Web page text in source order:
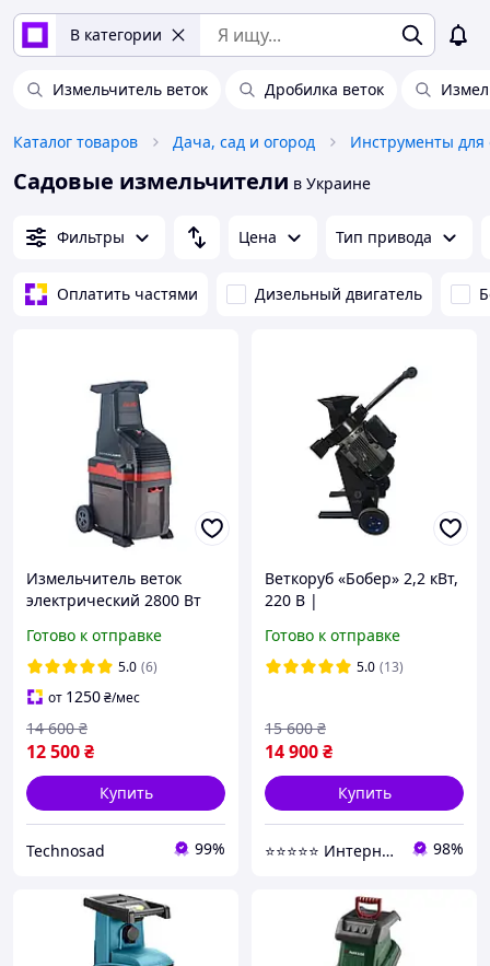
В категории
Измельчитель веток Дробилка веток
Каталог товаров Дача, сад и огород Инструменты для
Садовые измельчители в Украине
Фильтры Цена Тип привода
Оплатить частями Дизельный двигатель
Измельчитель веток
электрический 2800 Вт
Готово к отправке
5.0 (6)
от 1250₴/мес
12 500₴
14 600 ₴
Купить
Technosad 99%
Веткоруб «Бобер» 2,2 кВт,
220 В |
100 кг/ч
Готово к отправке
5.0 (13)
14 900₴
15 600 ₴
Купить
⭐️⭐️⭐️⭐️⭐️ Интернет-магазин "BORO" 98%